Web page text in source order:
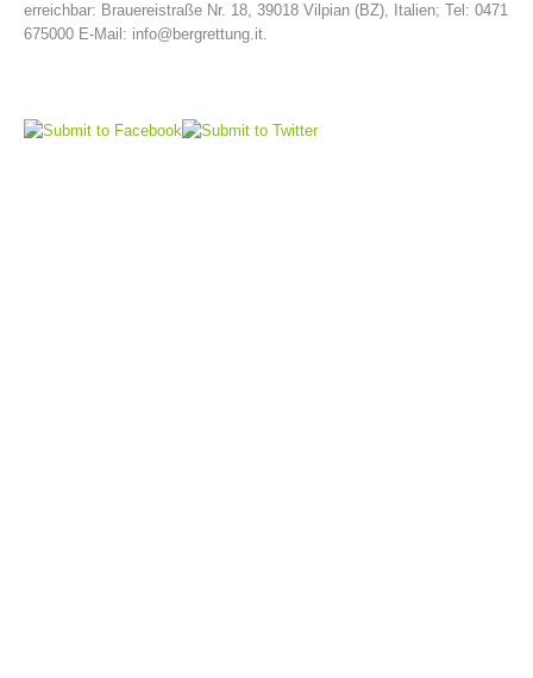
erreichbar: Brauereistraße Nr. 18, 39018 Vilpian (BZ), Italien; Tel: 0471
675000 E-Mail: info@bergrettung.it.